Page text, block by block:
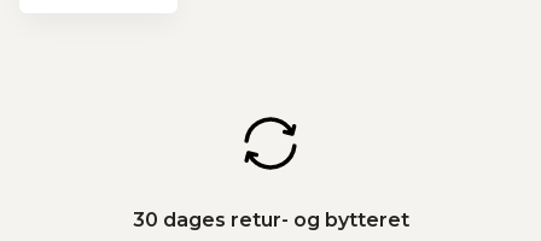
30 dages retur- og bytteret